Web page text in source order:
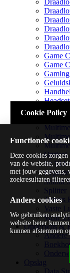
Game
Game
Home
Optical
Pc
Sound
Splitter
Tuners
Vaste
Vaste
Onderwijs &
Andere
Opslag
Cookie Policy
Functionele
Deze cookies
van de website,
met jouw
zoekresultaten
Andere cookies
We gebruiken
website beter
kunnen afstemmen